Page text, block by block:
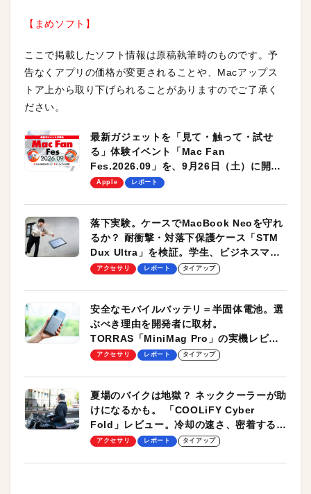
【まめソフト】
ここで掲載したソフト情報は原稿執筆時のものです。予
告なくアプリの価格が変更されることや、Macアップス
トア上から取り下げられることがありますのでご了承く
ださい。
最新ガジェットを「見て・触って・試せ
る」体験イベント「Mac Fan
Fes.2026.09」を、9月26日（土）に開催
します！
Apple レポート
落下実験。ケースでMacBook Neoを守れ
るか？ 耐衝撃・対落下保護ケース「STM
Dux Ultra」を検証。学生、ビジネスマン
のモバイルユースに最適！
アクセサリ レポート タイアップ
安全なモバイルバッテリ＝半固体電池。選
ぶべき理由を開発者に取材。
TORRAS「MiniMag Pro」の実機レビュ
ーも
アクセサリ レポート タイアップ
夏場のバイクは地獄？ ネッククーラーが助
けになるかも。 「COOLiFY Cyber
Fold」レビュー。冷却の速さ、密着する冷
却プレート、シンプルな操作性がグッド！
アクセサリ レポート タイアップ